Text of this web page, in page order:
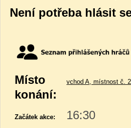
Není potřeba hlásit
Místo
konání:
vchod A, místnost č.
Začátek akce: 16:30